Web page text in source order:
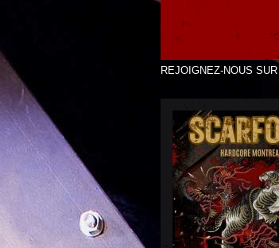
REJOIGNEZ-NOUS SUR